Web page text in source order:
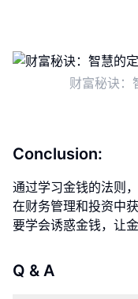
财富秘诀：
Conclusion:
通过学习金钱的法则
在财务管理和投资中
要学会诱惑金钱，让
Q & A